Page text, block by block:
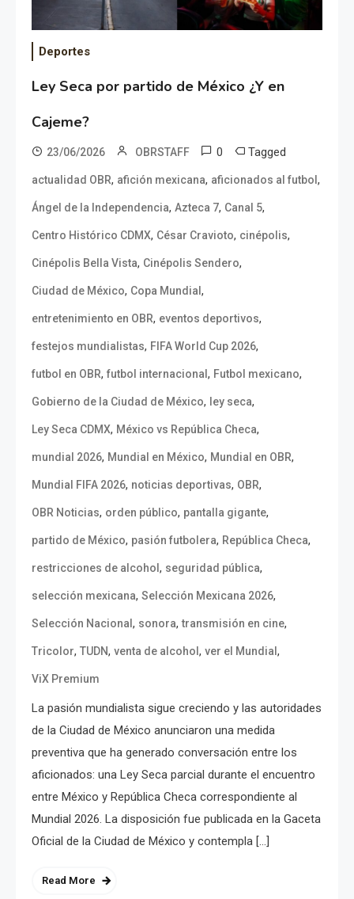
Deportes
Ley Seca por partido de México ¿Y en
Cajeme?
23/06/2026 OBRSTAFF 0 Tagged
actualidad OBR, afición mexicana, aficionados al futbol ,
Ángel de la Independencia, Azteca 7, Canal 5,
Centro Histórico CDMX, César Cravioto, cinépolis,
Cinépolis Bella Vista, Cinépolis Sendero,
Ciudad de México, Copa Mundial ,
entretenimiento en OBR, eventos deportivos,
festejos mundialistas, FIFA World Cup 2026,
futbol en OBR, futbol internacional , Futbol mexicano,
Gobierno de la Ciudad de México, ley seca,
Ley Seca CDMX, México vs República Checa,
mundial 2026, Mundial en México, Mundial en OBR,
Mundial FIFA 2026, noticias deportivas, OBR,
OBR Noticias, orden público, pantalla gigante,
partido de México, pasión futbolera, República Checa,
restricciones de alcohol , seguridad pública,
selección mexicana, Selección Mexicana 2026,
Selección Nacional , sonora,transmisión en cine,
Tricolor, TUDN, venta de alcohol , ver el Mundial ,
ViX Premium
La pasión mundialista sigue creciendo y las autoridades
de la Ciudad de México anunciaron una medida
preventiva que ha generado conversación entre los
aficionados: una Ley Seca parcial durante el encuentro
entre México y República Checa correspondiente al
Mundial 2026. La disposición fue publicada en la Gaceta
Oficial de la Ciudad de México y contempla […]
Read More